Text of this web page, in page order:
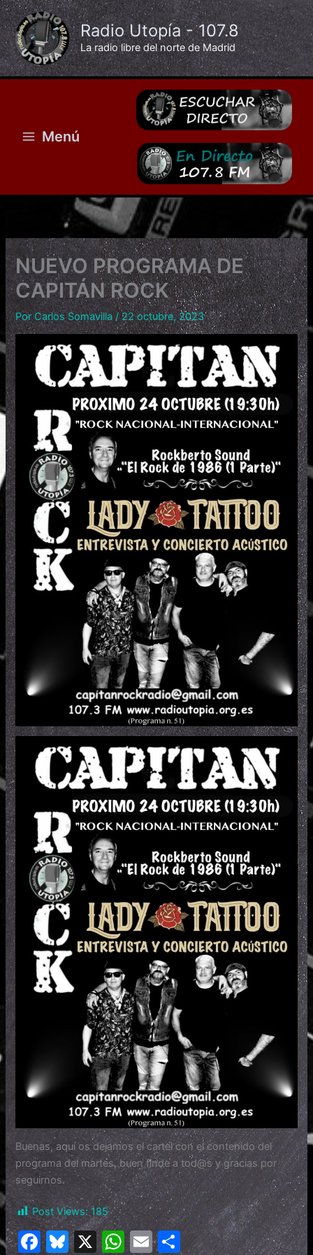
Ir
al
contenido
Radio Utopía - 107.8
La radio libre del norte de Madrid
Menú
NUEVO PROGRAMA DE
CAPITÁN ROCK
PorCarlos Somavilla/22 octubre, 2023
Buenas, aquí os dejamos el cartel con el contenido del
programa del martes, buen finde a tod@s y gracias por
seguirnos.
Post Views: 185
F Bl X
W E
C